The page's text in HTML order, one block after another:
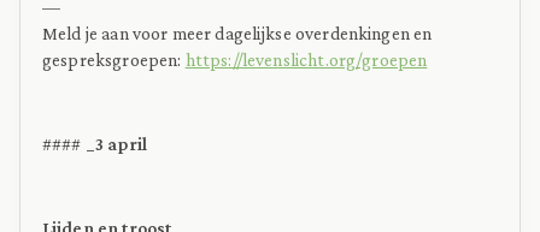
—
Meld je aan voor meer dagelijkse overdenkingen en
gespreksgroepen: https://levenslicht.org/groepen
#### _3 april
Lijden en troost